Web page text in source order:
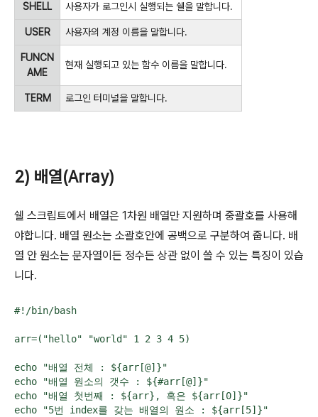
SHELL 사용자가 로그인시 실행되는 쉘을 말합니다.
USER 사용자의 계정 이름을 말합니다.
FUNCN
AME
현재 실행되고 있는 함수 이름을 말합니다.
TERM 로그인 터미널을 말합니다.
2) 배열(Array)
쉘 스크립트에서 배열은 1차원 배열만 지원하며 중괄호를 사용해
야합니다. 배열 원소는 소괄호안에 공백으로 구분하여 줍니다. 배
열 안 원소는 문자열이든 정수든 상관 없이 쓸 수 있는 특징이 있습
니다.
#!/bin/bash
arr=("hello" "world" 1 2 3 4 5)
echo "배열 전체 : ${arr[@]}"
echo "배열 원소의 갯수 : ${#arr[@]}"
echo "배열 첫번째 : ${arr}, 혹은 ${arr[0]}"
echo "5번 index를 갖는 배열의 원소 : ${arr[5]}"